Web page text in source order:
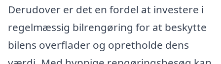
Derudover er det en fordel at investere i
regelmæssig bilrengøring for at beskytte
bilens overflader og opretholde dens